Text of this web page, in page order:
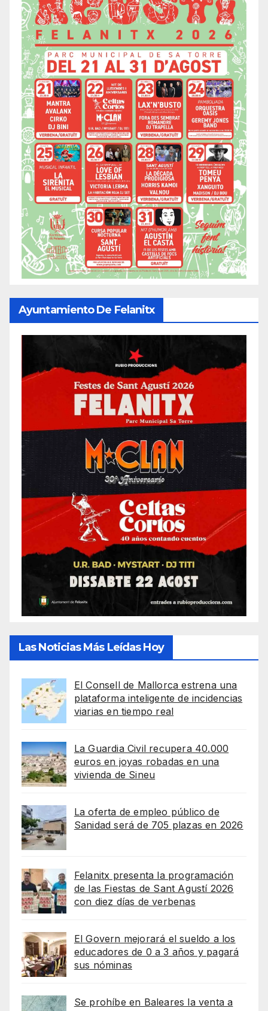
Ayuntamiento De Felanitx
Las Noticias Más Leídas Hoy
El Consell de Mallorca estrena una
plataforma inteligente de incidencias
viarias en tiempo real
La Guardia Civil recupera 40.000
euros en joyas robadas en una
vivienda de Sineu
La oferta de empleo público de
Sanidad será de 705 plazas en 2026
Felanitx presenta la programación
de las Fiestas de Sant Agustí 2026
con diez días de verbenas
El Govern mejorará el sueldo a los
educadores de 0 a 3 años y pagará
sus nóminas
Se prohíbe en Baleares la venta a